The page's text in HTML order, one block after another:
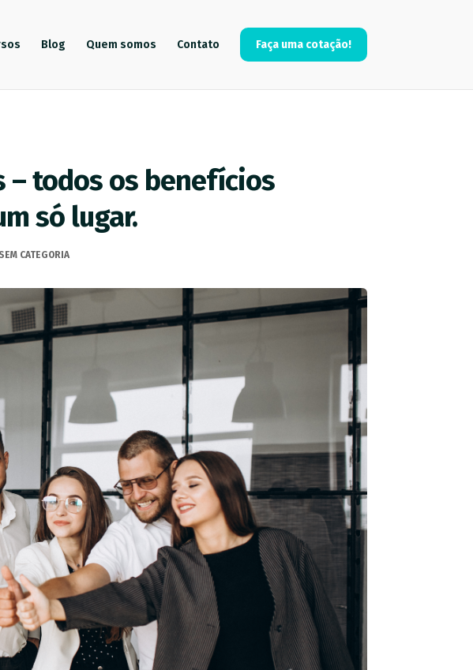
Blog Quem somos Contato Faça uma cotação!
– todos os benefícios
só lugar.
SEM CATEGORIA